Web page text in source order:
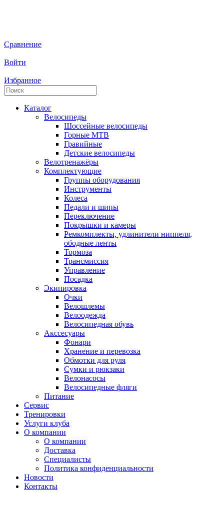
Сравнение
Войти
Избранное
Каталог
Велосипеды
Шоссейные велосипеды
Горные МTB
Гравийные
Детские велосипеды
Велотренажёры
Комплектующие
Группы оборудования
Инструменты
Колеса
Педали и шипы
Переключение
Покрышки и камеры
Ремкомплекты, удлинители ниппеля,
ободные ленты
Тормоза
Трансмиссия
Управление
Посадка
Экипировка
Очки
Велошлемы
Велоодежда
Велосипедная обувь
Акссесуары
Фонари
Хранение и перевозка
Обмотки для руля
Сумки и рюкзаки
Велонасосы
Велосипедные фляги
Питание
Сервис
Тренировки
Услуги клуба
О компании
О компании
Доставка
Специалисты
Политика конфиденциальности
Новости
Контакты